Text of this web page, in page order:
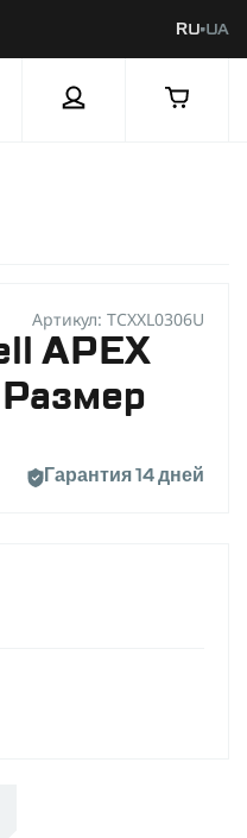
RU UA
Артикул: TCXXL0306U
APEX
Гарантия 14 дней